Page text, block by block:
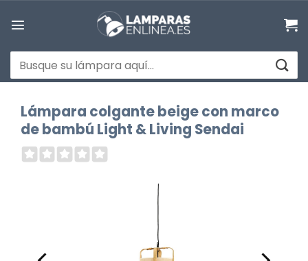
Buscar
por:
Lámpara colgante beige con marco
de bambú Light & Living Sendai